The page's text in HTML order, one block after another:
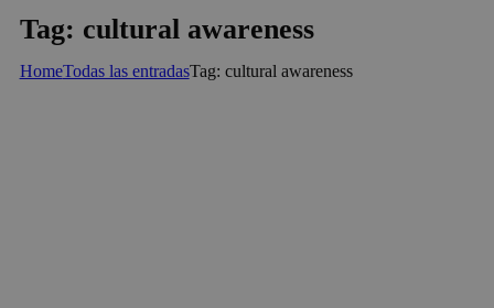
Tag: cultural awareness
HomeTodas las entradasTag: cultural awareness